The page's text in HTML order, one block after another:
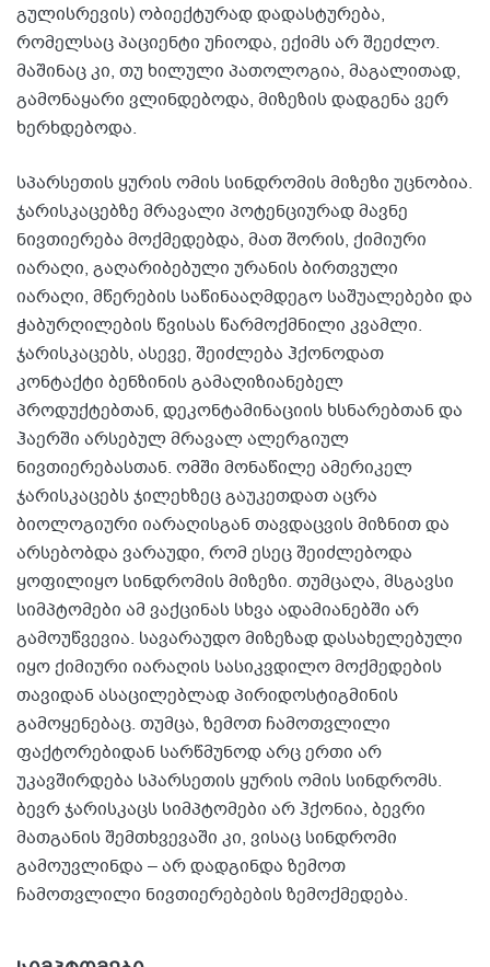
გულისრევის) ობიექტურად დადასტურება,
რომელსაც პაციენტი უჩიოდა, ექიმს არ შეეძლო.
მაშინაც კი, თუ ხილული პათოლოგია, მაგალითად,
გამონაყარი ვლინდებოდა, მიზეზის დადგენა ვერ
ხერხდებოდა.
სპარსეთის ყურის ომის სინდრომის მიზეზი უცნობია.
ჯარისკაცებზე მრავალი პოტენციურად მავნე
ნივთიერება მოქმედებდა, მათ შორის, ქიმიური
იარაღი, გაღარიბებული ურანის ბირთვული
იარაღი, მწერების საწინააღმდეგო საშუალებები და
ჭაბურღილების წვისას წარმოქმნილი კვამლი.
ჯარისკაცებს, ასევე, შეიძლება ჰქონოდათ
კონტაქტი ბენზინის გამაღიზიანებელ
პროდუქტებთან, დეკონტამინაციის ხსნარებთან და
ჰაერში არსებულ მრავალ ალერგიულ
ნივთიერებასთან. ომში მონაწილე ამერიკელ
ჯარისკაცებს ჯილეხზეც გაუკეთდათ აცრა
ბიოლოგიური იარაღისგან თავდაცვის მიზნით და
არსებობდა ვარაუდი, რომ ესეც შეიძლებოდა
ყოფილიყო სინდრომის მიზეზი. თუმცაღა, მსგავსი
სიმპტომები ამ ვაქცინას სხვა ადამიანებში არ
გამოუწვევია. სავარაუდო მიზეზად დასახელებული
იყო ქიმიური იარაღის სასიკვდილო მოქმედების
თავიდან ასაცილებლად პირიდოსტიგმინის
გამოყენებაც. თუმცა, ზემოთ ჩამოთვლილი
ფაქტორებიდან სარწმუნოდ არც ერთი არ
უკავშირდება სპარსეთის ყურის ომის სინდრომს.
ბევრ ჯარისკაცს სიმპტომები არ ჰქონია, ბევრი
მათგანის შემთხვევაში კი, ვისაც სინდრომი
გამოუვლინდა – არ დადგინდა ზემოთ
ჩამოთვლილი ნივთიერებების ზემოქმედება.